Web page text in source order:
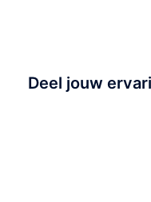
Deel jouw